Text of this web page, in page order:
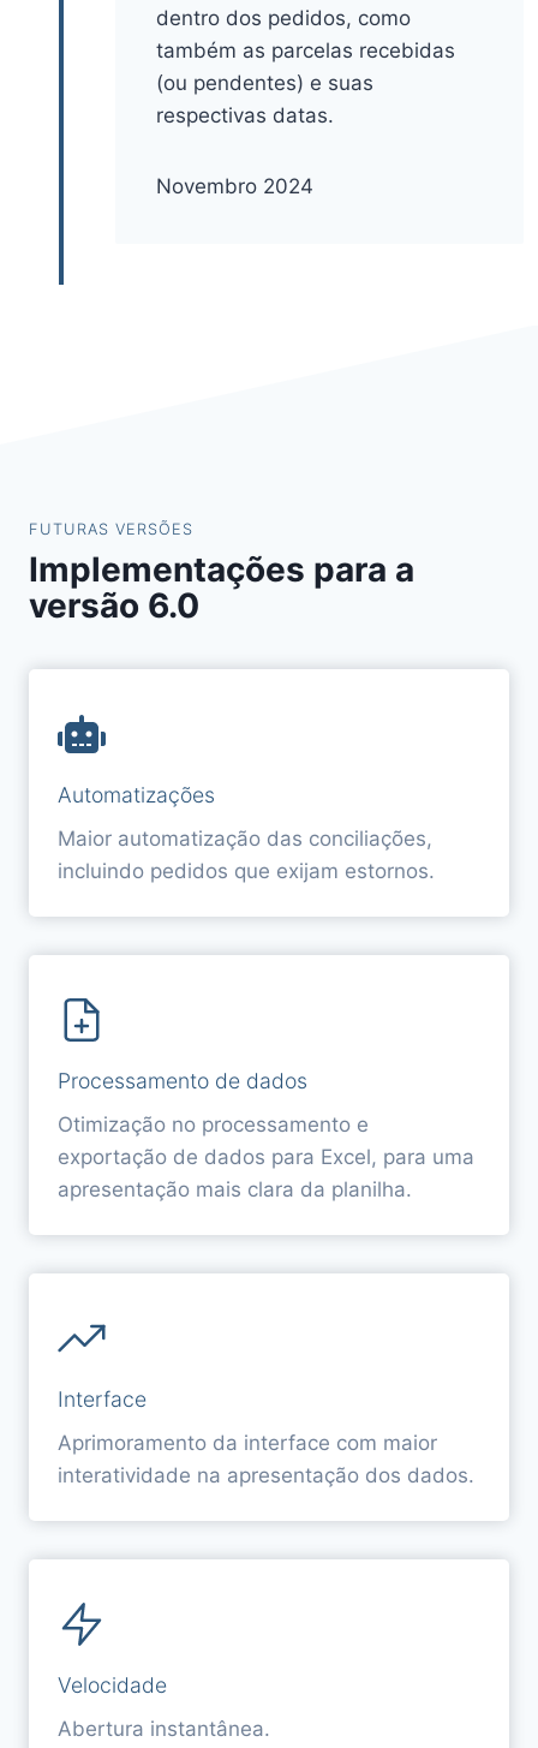
dentro dos pedidos, como
também as parcelas recebidas
(ou pendentes) e suas
respectivas datas.
Novembro 2024
FUTURAS VERSÕES
Implementações para a
versão 6.0
Automatizações
Maior automatização das conciliações,
incluindo pedidos que exijam estornos.
Processamento de dados
Otimização no processamento e
exportação de dados para Excel, para uma
apresentação mais clara da planilha.
Interface
Aprimoramento da interface com maior
interatividade na apresentação dos dados.
Velocidade
Abertura instantânea.